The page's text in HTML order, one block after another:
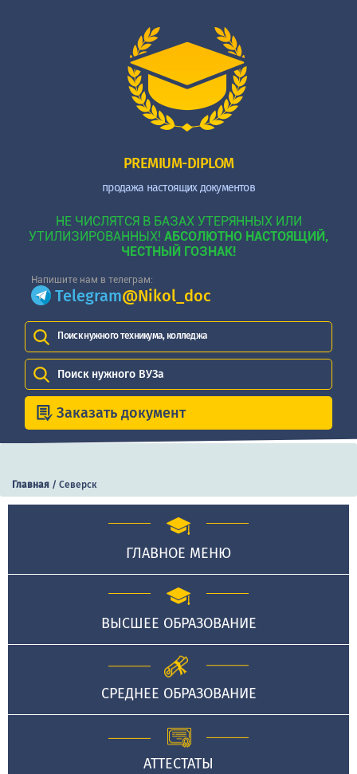
PREMIUM-DIPLOM
продажа настоящих документов
НЕ ЧИСЛЯТСЯ В БАЗАХ УТЕРЯННЫХ ИЛИ
УТИЛИЗИРОВАННЫХ! АБСОЛЮТНО НАСТОЯЩИЙ,
ЧЕСТНЫЙ ГОЗНАК!
Напишите нам в телеграм:
Telegram@Nikol_doc
Поиск нужного техникума, колледжа
Поиск нужного ВУЗа
Заказать документ
Главная / Северск
ГЛАВНОЕ МЕНЮ
ВЫСШЕЕ ОБРАЗОВАНИЕ
СРЕДНЕЕ ОБРАЗОВАНИЕ
АТТЕСТАТЫ